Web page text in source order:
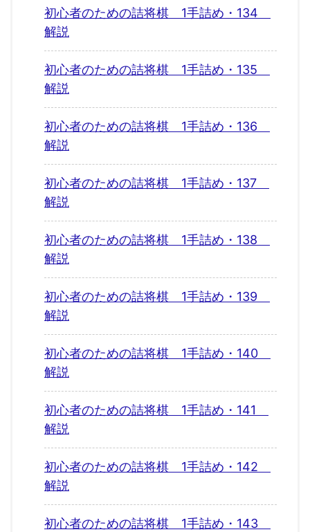
初心者のための詰将棋 1手詰め・134
解説
初心者のための詰将棋 1手詰め・135
解説
初心者のための詰将棋 1手詰め・136
解説
初心者のための詰将棋 1手詰め・137
解説
初心者のための詰将棋 1手詰め・138
解説
初心者のための詰将棋 1手詰め・139
解説
初心者のための詰将棋 1手詰め・140
解説
初心者のための詰将棋 1手詰め・141
解説
初心者のための詰将棋 1手詰め・142
解説
初心者のための詰将棋 1手詰め・143